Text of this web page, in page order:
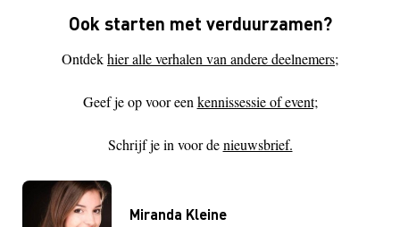
Miranda Kleine
Ook starten met verduurzamen?
Ontdekhier alle verhalen van andere deelnemers;
Geef je op voor een kennissessie of event;
Schrijf je in voor denieuwsbrief.